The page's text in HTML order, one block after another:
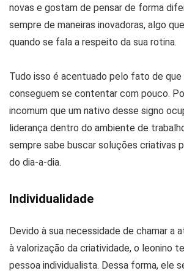
novas e gostam de pensar de forma
sempre de maneiras inovadoras, algo
quando se fala a respeito da sua rotina.
Tudo isso é acentuado pelo fato de que
conseguem se contentar com pouco.
incomum que um nativo desse signo
liderança dentro do ambiente de
sempre sabe buscar soluções criativas
do dia-a-dia.
Individualidade
Devido à sua necessidade de chamar a
à valorização da criatividade, o leonino
pessoa individualista. Dessa forma, ele